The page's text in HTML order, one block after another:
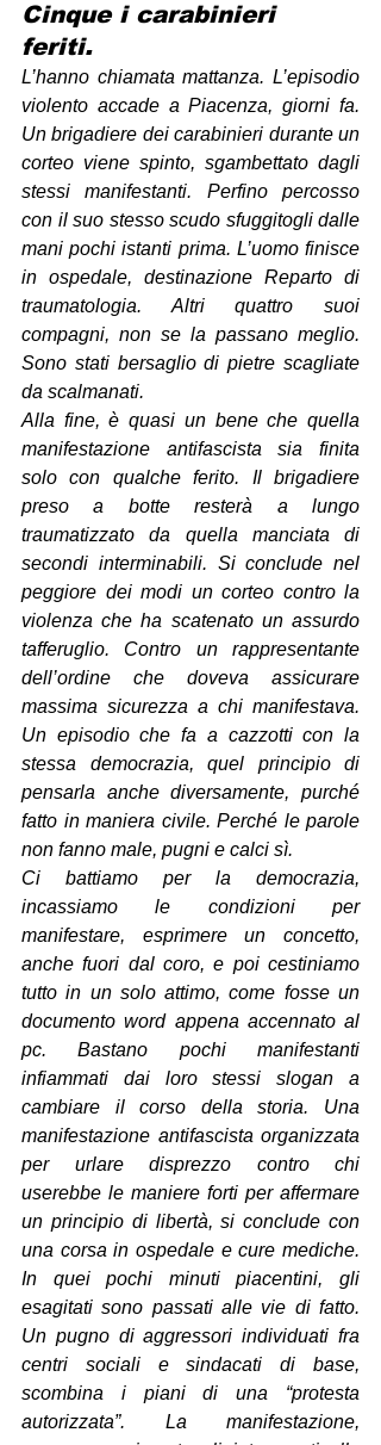
Cinque i carabinieri
feriti.
L’hanno chiamata mattanza. L’episodio
violento accade a Piacenza, giorni fa.
Un brigadiere dei carabinieri durante un
corteo viene spinto, sgambettato dagli
stessi manifestanti. Perfino percosso
con il suo stesso scudo sfuggitogli dalle
mani pochi istanti prima. L’uomo finisce
in ospedale, destinazione Reparto di
traumatologia. Altri quattro suoi
compagni, non se la passano meglio.
Sono stati bersaglio di pietre scagliate
da scalmanati.
Alla fine, è quasi un bene che quella
manifestazione antifascista sia finita
solo con qualche ferito. Il brigadiere
preso a botte resterà a lungo
traumatizzato da quella manciata di
secondi interminabili. Si conclude nel
peggiore dei modi un corteo contro la
violenza che ha scatenato un assurdo
tafferuglio. Contro un rappresentante
dell’ordine che doveva assicurare
massima sicurezza a chi manifestava.
Un episodio che fa a cazzotti con la
stessa democrazia, quel principio di
pensarla anche diversamente, purché
fatto in maniera civile. Perché le parole
non fanno male, pugni e calci sì.
Ci battiamo per la democrazia,
incassiamo le condizioni per
manifestare, esprimere un concetto,
anche fuori dal coro, e poi cestiniamo
tutto in un solo attimo, come fosse un
documento word appena accennato al
pc. Bastano pochi manifestanti
infiammati dai loro stessi slogan a
cambiare il corso della storia. Una
manifestazione antifascista organizzata
per urlare disprezzo contro chi
userebbe le maniere forti per affermare
un principio di libertà, si conclude con
una corsa in ospedale e cure mediche.
In quei pochi minuti piacentini, gli
esagitati sono passati alle vie di fatto.
Un pugno di aggressori individuati fra
centri sociali e sindacati di base,
scombina i piani di una “protesta
autorizzata”. La manifestazione,